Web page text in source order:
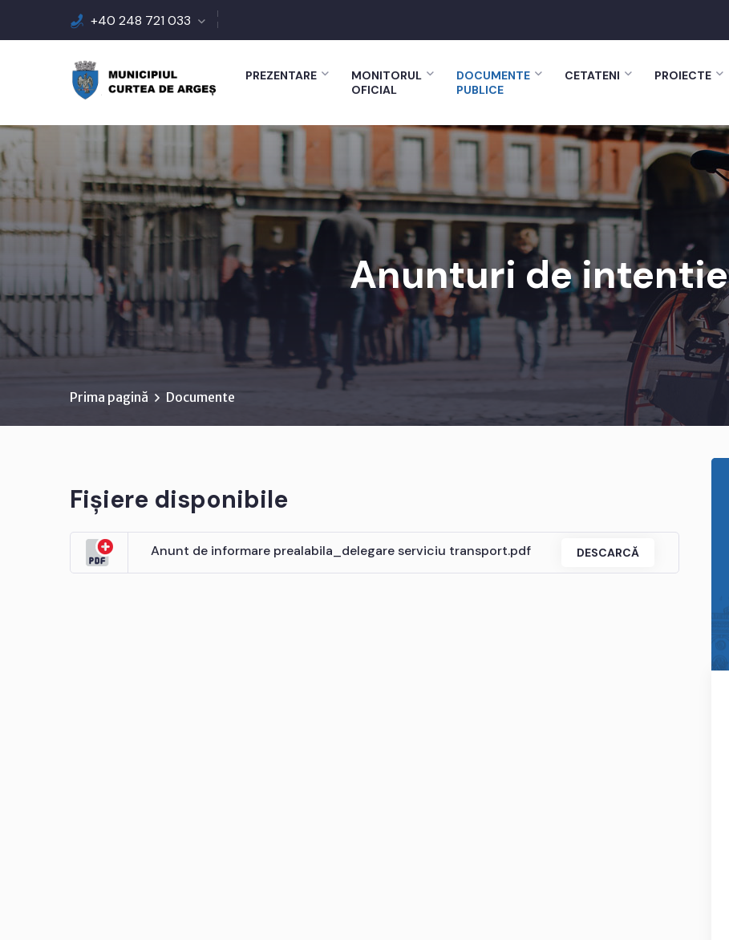
+40 248 721 033
PREZENTARE
MONITORUL
OFICIAL
DOCUMENTE
PUBLICE
CETATENI PROIECTE
Anunturi de intentie
Prima pagină Documente
Fișiere disponibile
Anunt de informare prealabila_delegare serviciu transport.pdf DESCARCĂ